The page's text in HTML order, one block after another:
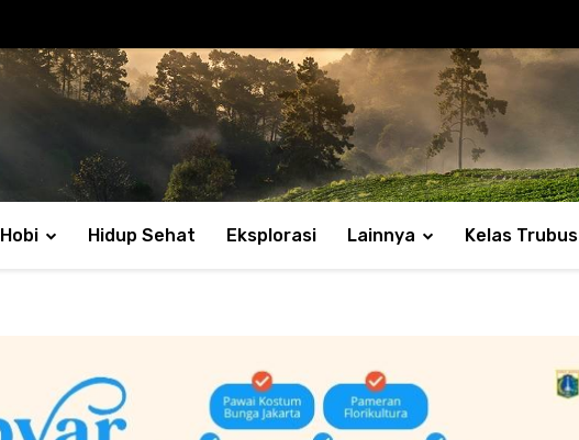
Hobi Hidup Sehat Eksplorasi Lainnya Kelas Trubus